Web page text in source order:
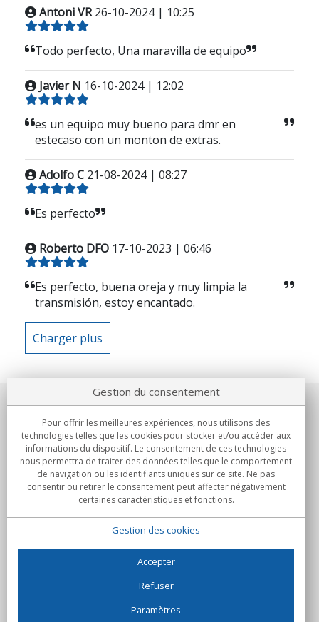
Antoni VR 26-10-2024 | 10:25
Todo perfecto, Una maravilla de equipo
Javier N 16-10-2024 | 12:02
es un equipo muy bueno para dmr en
estecaso con un monton de extras.
Adolfo C 21-08-2024 | 08:27
Es perfecto
Roberto DFO 17-10-2023 | 06:46
Es perfecto, buena oreja y muy limpia la
transmisión, estoy encantado.
Charger plus
Notre société
Engagements
Achats
C/Flassaders, 13, Nave 6, 08130 Santa Perpètua de Mogoda
Gestion du consentement
Pour offrir les meilleures expériences, nous utilisons des
technologies telles que les cookies pour stocker et/ou accéder aux
informations du dispositif. Le consentement de ces technologies
nous permettra de traiter des données telles que le comportement
de navigation ou les identifiants uniques sur ce site. Ne pas
consentir ou retirer le consentement peut affecter négativement
certaines caractéristiques et fonctions.
Gestion des cookies
Accepter
Refuser
Paramètres